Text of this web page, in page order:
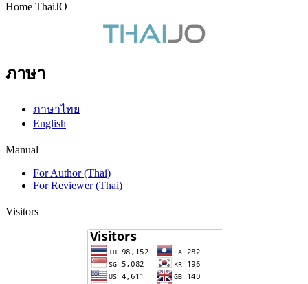
Home ThaiJO
ภาษา
ภาษาไทย
English
Manual
For Author (Thai)
For Reviewer (Thai)
Visitors